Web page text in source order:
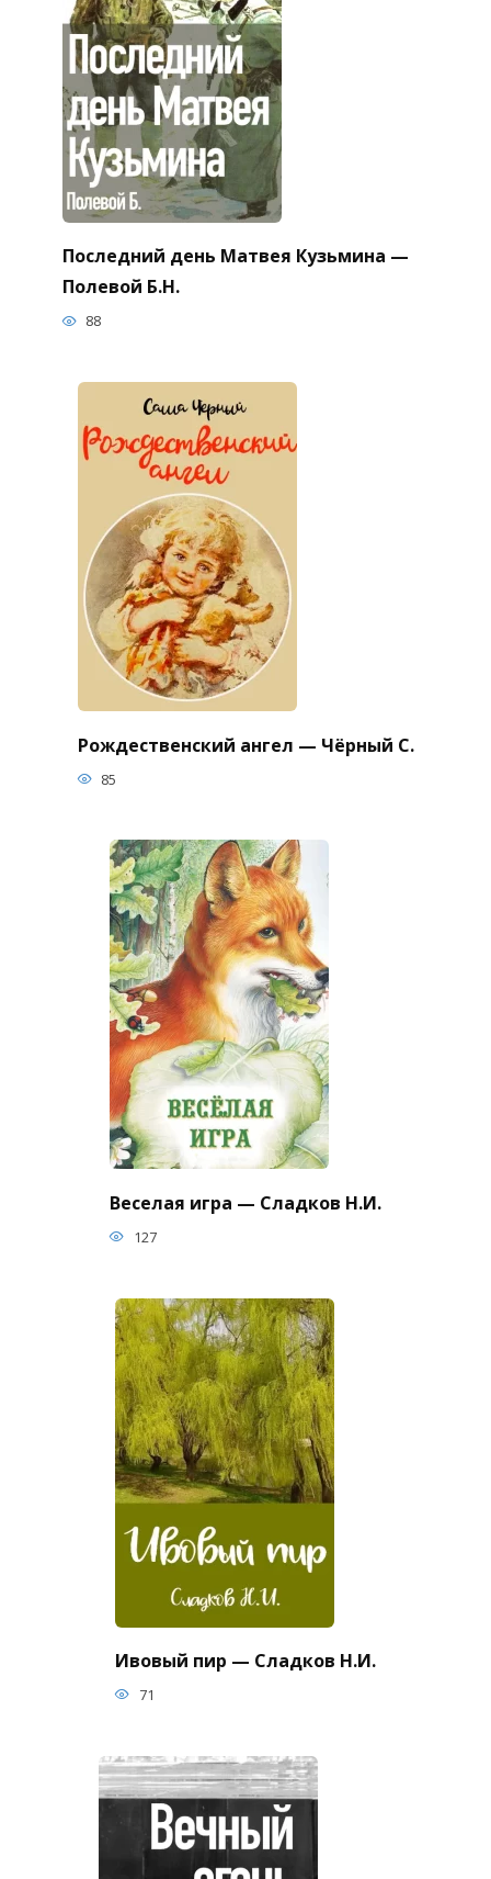
Последний день Матвея Кузьмина —
Полевой Б.Н.
88
Рождественский ангел — Чёрный С.
85
Веселая игра — Сладков Н.И.
127
Ивовый пир — Сладков Н.И.
71